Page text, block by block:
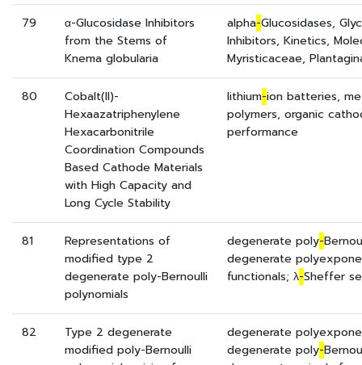
79
α-Glucosidase Inhibitors
from the Stems of
Knema globularia
alpha-Glucosidases,
Inhibitors, Kinetics,
Myristicaceae,
80
Cobalt(II)-
Hexaazatriphenylene
Hexacarbonitrile
Coordination Compounds
Based Cathode Materials
with High Capacity and
Long Cycle Stability
lithium-ion batteries,
polymers, organic
performance
81
Representations of
modified type 2
degenerate poly-Bernoulli
polynomials
degenerate poly-
degenerate
functionals; λ-Sheffer
82
Type 2 degenerate
modified poly-Bernoulli
degenerate
degenerate poly-